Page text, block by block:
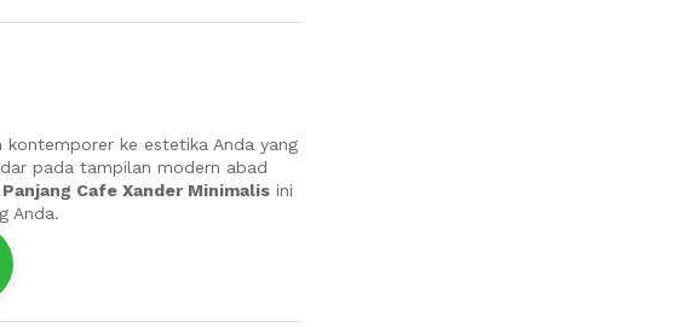
kontemporer ke estetika Anda yang
pada tampilan modern abad
Panjang Cafe Xander Minimalisini
Anda.